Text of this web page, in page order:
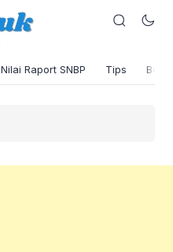
Nilai Raport SNBP Tips